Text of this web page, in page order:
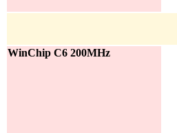
WinChip C6 200MHz